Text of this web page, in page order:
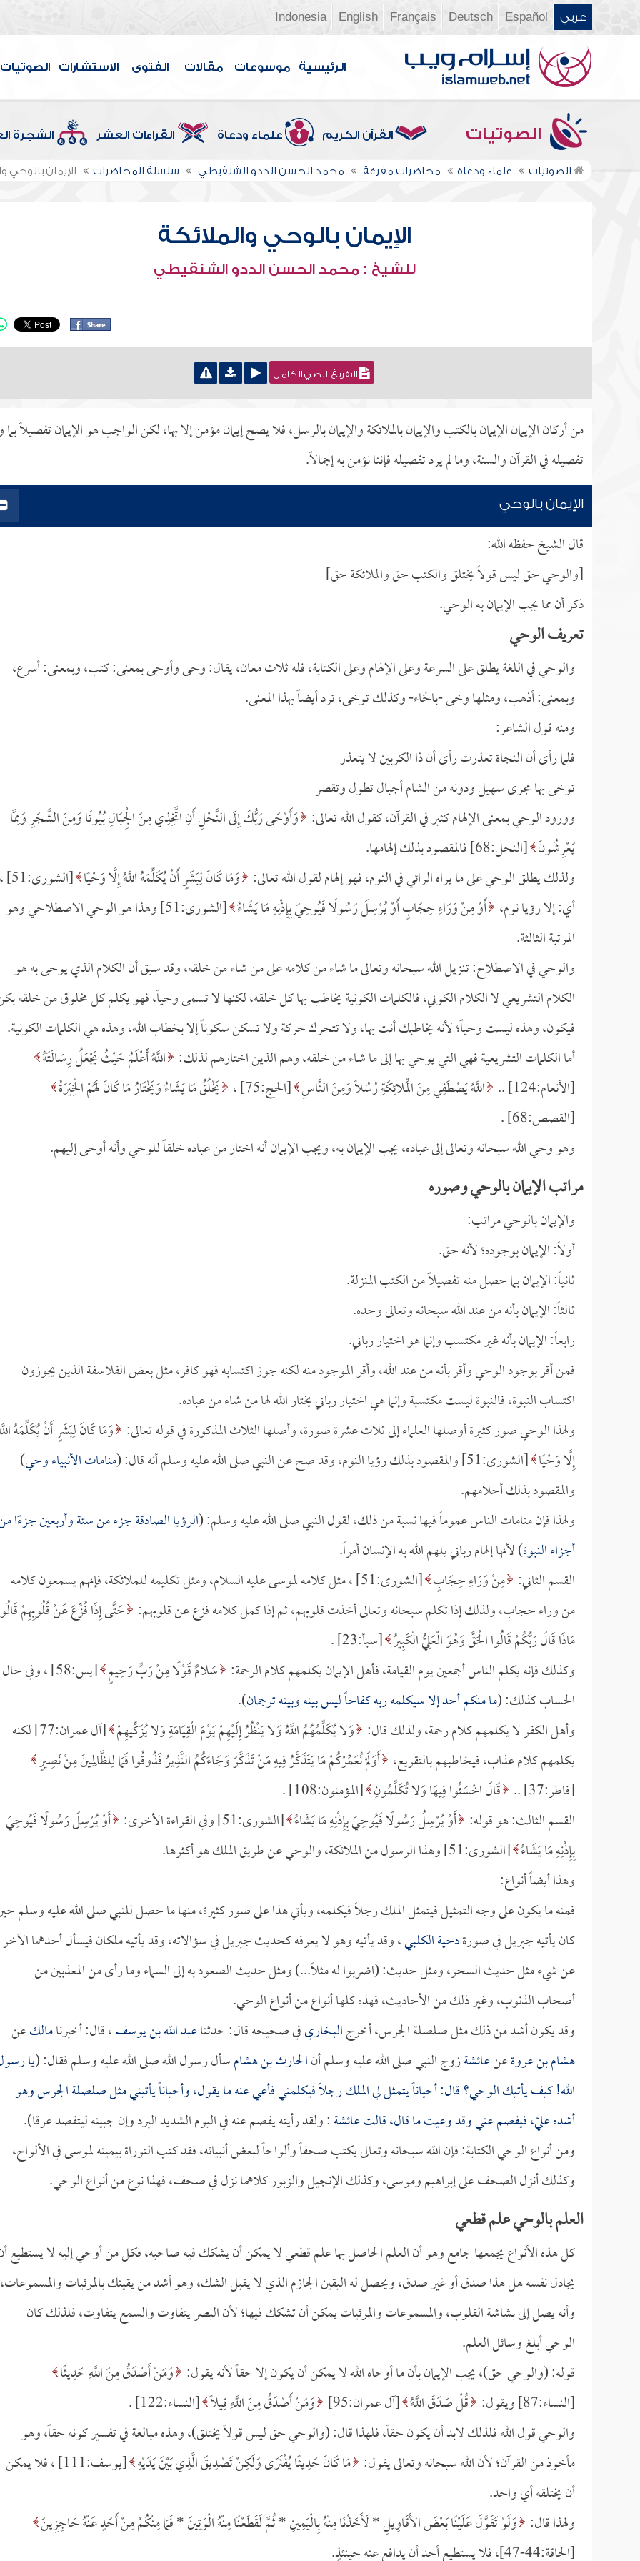
عربي Español
Deutsch
Français
English
Indonesia
الرئيسية موسوعات مقالات الفتوى الاستشارات الصوتيات
الصوتيات القرآن الكريم علماء ودعاة القراءات العشر الشجرة
الصوتيات علماء ودعاة محاضرات مفرغة محمد الحسن الددو الشنقيطي سلسلة المحاضرات الإيمان بالوحي
الإيمان بالوحي والملائكة
للشيخ : محمد الحسن الددو الشنقيطي
التفريغ النصي الكامل
من أركان الإيمان الإيمان بالكتب والإيمان بالملائكة والإيمان بالرسل، فلا يصح إيمان مؤمن إلا بها، لكن الواجب هو الإيمان تفصيلاً
تفصيله في القرآن والسنة، وما لم يرد تفصيله فإننا نؤمن به إجمالاً.
الإيمان بالوحي
قال الشيخ حفظه الله:
[والوحي حق ليس قولاً يختلق والكتب حق والملائكة حق]
ذكر أن مما يجب الإيمان به الوحي.
تعريف الوحي
والوحي في اللغة يطلق على السرعة وعلى الإلهام وعلى الكتابة، فله ثلاث معان، يقال: وحى وأوحى بمعنى: كتب، وبمعنى: أسرع،
وبمعنى: أذهب، ومثلها وخى -بالخاء- وكذلك توخى، ترد أيضاً بهذا المعنى.
ومنه قول الشاعر:
فلما رأى أن النجاة تعذرت رأى أن ذا الكربين لا يتعذر
توخى بها مجرى سهيل ودونه من الشام أجبال تطول وتقصر
وورود الوحي بمعنى الإلهام كثير في القرآن، كقول الله تعالى: وَأَوْحَى رَبُّكَ إِلَى النَّحْلِ أَنِ اتَّخِذِي مِنَ الْجِبَالِ بُيُوتًا وَمِنَ الشَّجَرِ وَمِمَّا
يَعْرِشُونَ [النحل:68] فالمقصود بذلك إلهامها.
ولذلك يطلق الوحي على ما يراه الرائي في النوم، فهو إلهام لقول الله تعالى: وَمَا كَانَ لِبَشَرٍ أَنْ يُكَلِّمَهُ اللَّهُ إِلَّا وَحْيًا
أي: إلا رؤيا نوم، أَوْ مِنْ وَرَاءِ حِجَابٍ أَوْ يُرْسِلَ رَسُولًا فَيُوحِيَ بِإِذْنِهِ مَا يَشَاءُ
[الشورى:51] وهذا هو الوحي الاصطلاحي وهو
المرتبة الثالثة.
والوحي في الاصطلاح: تنزيل الله سبحانه وتعالى ما شاء من كلامه على من شاء من خلقه، وقد سبق أن الكلام الذي يوحى به هو
الكلام التشريعي لا الكلام الكوني، فالكلمات الكونية يخاطب بها كل خلقه، لكنها لا تسمى وحياً، فهو يكلم كل مخلوق من خلقه
فيكون، وهذه ليست وحياً؛ لأنه يخاطبك أنت بها، ولا تتحرك حركة ولا تسكن سكوناً إلا بخطاب الله، وهذه هي الكلمات الكونية.
أما الكلمات التشريعية فهي التي يوحي بها إلى ما شاء من خلقه، وهم الذين اختارهم لذلك: اللَّهُ أَعْلَمُ حَيْثُ يَجْعَلُ رِسَالَتَهُ
[الأنعام:124] ..
اللَّهُ يَصْطَفِي مِنَ الْمَلائِكَةِ رُسُلًا وَمِنَ النَّاسِ [الحج:75] ،
يَخْلُقُ مَا يَشَاءُ وَيَخْتَارُ مَا كَانَ لَهُمْ الْخِيَرَةُ
[القصص:68] .
وهو وحي الله سبحانه وتعالى إلى عباده، يجب الإيمان به، ويجب الإيمان أنه اختار من عباده خلقاً للوحي وأنه أوحى إليهم.
مراتب الإيمان بالوحي وصوره
والإيمان بالوحي مراتب:
أولاً: الإيمان بوجوده؛ لأنه حق.
ثانياً: الإيمان بما حصل منه تفصيلاً من الكتب المنزلة.
ثالثاً: الإيمان بأنه من عند الله سبحانه وتعالى وحده.
رابعاً: الإيمان بأنه غير مكتسب وإنما هو اختيار رباني.
فمن أقر بوجود الوحي وأقر بأنه من عند الله، وأقر الموجود منه لكنه جوز اكتسابه فهو كافر، مثل بعض الفلاسفة الذين يجوزون
اكتساب النبوة، فالنبوة ليست مكتسبة وإنما هي اختيار رباني يختار الله لها من شاء من عباده.
ولهذا الوحي صور كثيرة أوصلها العلماء إلى ثلاث عشرة صورة، وأصلها الثلاث المذكورة في قوله تعالى: وَمَا كَانَ لِبَشَرٍ أَنْ يُكَلِّمَهُ
إِلَّا وَحْيًا [الشورى:51] والمقصود بذلك رؤيا النوم، وقد صح عن النبي صلى الله عليه وسلم أنه قال: ( منامات الأنبياء وحي)
والمقصود بذلك أحلامهم.
ولهذا فإن منامات الناس عموماً فيها نسبة من ذلك، لقول النبي صلى الله عليه وسلم: (الرؤيا الصادقة جزء من ستة وأربعين جزءًا
أجزاء النبوة) لأنها إلهام رباني يلهم الله به الإنسان أمراً.
القسم الثاني: مِنْ وَرَاءِ حِجَابٍ
[الشورى:51] ، مثل كلامه لموسى عليه السلام، ومثل تكليمه للملائكة، فإنهم يسمعون كلامه
من وراء حجاب، ولذلك إذا تكلم سبحانه وتعالى أخذت قلوبهم، ثم إذا كمل كلامه فزع عن قلوبهم: حَتَّى إِذَا فُزِّعَ عَنْ قُلُوبِهِمْ
مَاذَا قَالَ رَبُّكُمْ قَالُوا الْحَقَّ وَهُوَ الْعَلِيُّ الْكَبِيرُ [سبأ:23] .
وكذلك فإنه يكلم الناس أجمعين يوم القيامة، فأهل الإيمان يكلمهم كلام الرحمة: سَلامٌ قَوْلًا مِنْ رَبٍّ رَحِيمٍ
[يس:58] ، وفي حال
الحساب كذلك: (ما منكم أحد إلا سيكلمه ربه كفاحاً ليس بينه وبينه ترجمان).
وأهل الكفر لا يكلمهم كلام رحمة، ولذلك قال: وَلا يُكَلِّمُهُمُ اللَّهُ وَلا يَنْظُرُ إِلَيْهِمْ يَوْمَ الْقِيَامَةِ وَلا يُزَكِّيهِمْ
[آل عمران:77] لكنه
يكلمهم كلام عذاب، فيخاطبهم بالتقريع، أَوَلَمْ نُعَمِّرْكُمْ مَا يَتَذَكَّرُ فِيهِ مَنْ تَذَكَّرَ وَجَاءَكُمُ النَّذِيرُ فَذُوقُوا فَمَا لِلظَّالِمِينَ مِنْ نَصِيرٍ
[فاطر:37] ..
قَالَ اخْسَئُوا فِيهَا وَلا تُكَلِّمُونِ [المؤمنون:108] .
القسم الثالث: هو قوله: أَوْ يُرْسِلُ رَسُولًا فَيُوحِيَ بِإِذْنِهِ مَا يَشَاءُ [الشورى:51] وفي القراءة الأخرى:
أَوْ يُرْسِلَ رَسُولًا فَيُوحِيَ
بِإِذْنِهِ مَا يَشَاءُ [الشورى:51] وهذا الرسول من الملائكة، والوحي عن طريق الملك هو أكثرها.
وهذا أيضاً أنواع:
فمنه ما يكون على وجه التمثيل فيتمثل الملك رجلاً فيكلمه، ويأتي هذا على صور كثيرة، منها ما حصل للنبي صلى الله عليه وسلم
كان يأتيه جبريل في صورةدحية الكلبي، وقد يأتيه وهو لا يعرفه كحديث جبريل في سؤالاته، وقد يأتيه ملكان فيسأل أحدهما الآخر
عن شيء مثل حديث السحر، ومثل حديث: (اضربوا له مثلاً...) ومثل حديث الصعود به إلى السماء وما رأى من المعذبين من
أصحاب الذنوب، وغير ذلك من الأحاديث، فهذه كلها أنواع من أنواع الوحي.
وقد يكون أشد من ذلك مثل صلصلة الجرس، أخرجالبخاريفي صحيحه قال: حدثناعبد الله بن يوسف، قال: أخبرنامالكعن
هشام بن عروةعنعائشةزوج النبي صلى الله عليه وسلم أنالحارث بن هشامسأل رسول الله صلى الله عليه وسلم فقال: (يا
الله! كيف يأتيك الوحي؟ قال: أحياناً يتمثل لي الملك رجلاً فيكلمني فأعي عنه ما يقول، وأحياناً يأتيني مثل صلصلة الجرس وهو
أشده عليّ، فيفصم عني وقد وعيت ما قال، قالتعائشة: ولقد رأيته يفصم عنه في اليوم الشديد البرد وإن جبينه ليتفصد عرقا).
ومن أنواع الوحي الكتابة: فإن الله سبحانه وتعالى يكتب صحفاً وألواحاً لبعض أنبيائه، فقد كتب التوراة بيمينه لموسى في الألواح،
وكذلك أنزل الصحف على إبراهيم وموسى، وكذلك الإنجيل والزبور كلاهما نزل في صحف، فهذا نوع من أنواع الوحي.
العلم بالوحي علم قطعي
كل هذه الأنواع يجمعها جامع وهو أن العلم الحاصل بها علم قطعي لا يمكن أن يشكك فيه صاحبه، فكل من أوحي إليه لا يستطيع
يجادل نفسه هل هذا صدق أو غير صدق، ويحصل له اليقين الجازم الذي لا يقبل الشك، وهو أشد من يقينك بالمرئيات والمسموعات،
وأنه يصل إلى بشاشة القلوب، والمسموعات والمرئيات يمكن أن تشكك فيها؛ لأن البصر يتفاوت والسمع يتفاوت، فلذلك كان
الوحي أبلغ وسائل العلم.
قوله: (والوحي حق)، يجب الإيمان بأن ما أوحاه الله لا يمكن أن يكون إلا حقاً لأنه يقول: وَمَنْ أَصْدَقُ مِنَ اللَّهِ حَدِيثًا
[النساء:87] ويقول:
قُلْ صَدَقَ اللَّهُ [آل عمران:95] وَمَنْ أَصْدَقُ مِنَ اللَّهِ قِيلًا [النساء:122] .
والوحي قول الله فلذلك لابد أن يكون حقاً، فلهذا قال: (والوحي حق ليس قولاً يختلق)، وهذه مبالغة في تفسير كونه حقاً، وهو
مأخوذ من القرآن؛ لأن الله سبحانه وتعالى يقول: مَا كَانَ حَدِيثًا يُفْتَرَى وَلَكِنْ تَصْدِيقَ الَّذِي بَيْنَ يَدَيْهِ
[يوسف:111] ، فلا يمكن
أن يختلقه أي واحد.
ولهذا قال: وَلَوْ تَقَوَّلَ عَلَيْنَا بَعْضَ الأَقَاوِيلِ *لَأَخَذْنَا مِنْهُ بِالْيَمِينِ *ثُمَّ لَقَطَعْنَا مِنْهُ الْوَتِينَ *فَمَا مِنْكُمْ مِنْ أَحَدٍ عَنْهُ حَاجِزِينَ
[الحاقة:44-47]، فلا يستطيع أحد أن يدافع عنه حينئذٍ.